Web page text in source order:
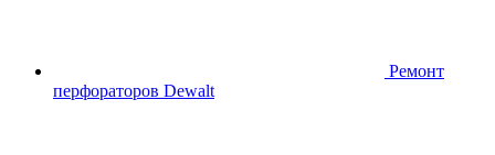
Ремонт
перфораторов Dewalt